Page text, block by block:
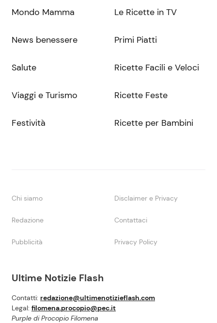
Ultime Notizie Flash
Contatti: redazione@ultimenotizieflash.com
Legal: filomena.procopio@pec.it
Purple di Procopio Filomena
Mondo Mamma
News benessere
Salute
Viaggi e Turismo
Festività
Le Ricette in TV
Primi Piatti
Ricette Facili e Veloci
Ricette Feste
Ricette per Bambini
Chi siamo Disclaimer e Privacy
Redazione Contattaci
Pubblicità Privacy Policy